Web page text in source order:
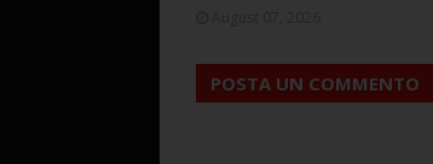
POSTA UN COMMENTO